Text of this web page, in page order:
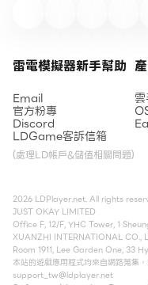
雷電模擬器新手幫助
Email
官方粉專
Discord
LDGame客訴信箱
(處理LD帳戶&儲值相關問題)
2026 LDPlayer.net. All rights
JUST OKAY LIMITED
Office F, 12/F, YHC Tower, 1
XUANZHI INTERNATIONAL CO.,
Room 1911, Lee Garden One, 33
本站的遊戲應用程式均來自網路蒐集
support_tw@ldplayer.net